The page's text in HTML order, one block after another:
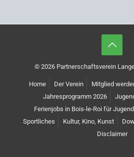
© 2026 Partnerschaftsverein
Home Der Verein Mitglied
Jahresprogramm 2026
Ferienjobs in Bois-le-Roi für
Sportliches
Kultur, Kino, Kunst
Disclaimer